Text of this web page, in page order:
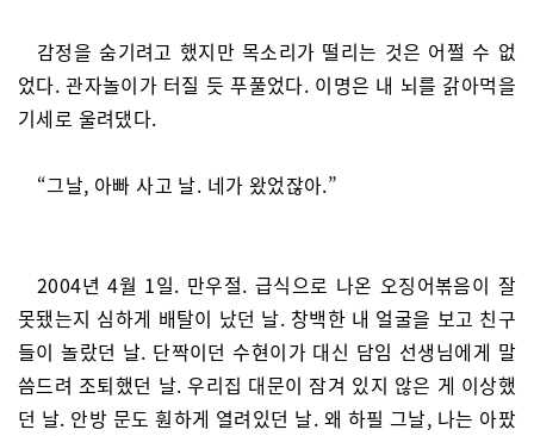
감정을 숨기려고 했지만 목소리가 떨리는 것은 어쩔 수 없
었다. 관자놀이가 터질 듯 푸풀었다. 이명은 내 뇌를 갉아먹을
기세로 울려댔다.
“그날, 아빠 사고 날. 네가 왔었잖아.”
2004년 4월 1일. 만우절. 급식으로 나온 오징어볶음이 잘
못됐는지 심하게 배탈이 났던 날. 창백한 내 얼굴을 보고 친구
들이 놀랐던 날. 단짝이던 수현이가 대신 담임 선생님에게 말
씀드려 조퇴했던 날. 우리집 대문이 잠겨 있지 않은 게 이상했
던 날. 안방 문도 훤하게 열려있던 날. 왜 하필 그날, 나는 아팠